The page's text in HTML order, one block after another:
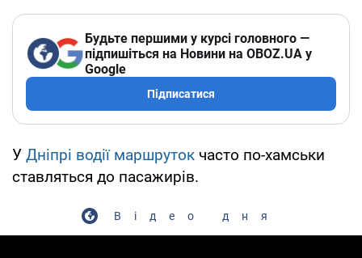
Будьте першими у курсі головного —
підпишіться на Новини на OBOZ.UA у
Google
Підписатися
У Дніпрі водії маршруток часто по-хамськи
ставляться до пасажирів.
Відео дня